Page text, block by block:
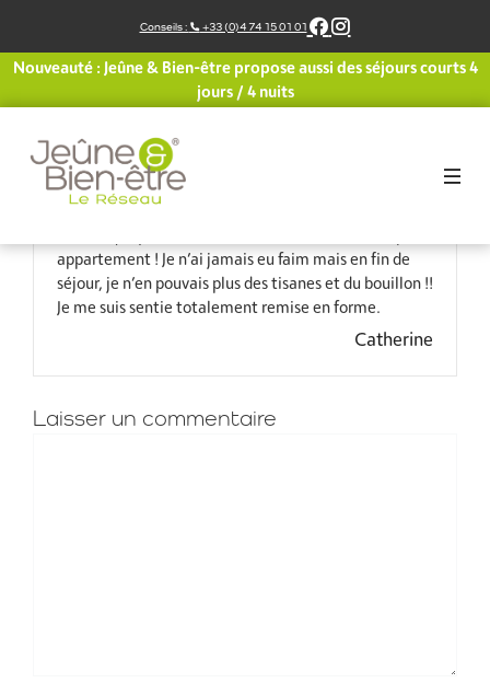
contenu
Conseils : +33 (0)4 74 15 01 01
Nouveauté : Jeûne & Bien-être propose aussi des séjours courts 4
jours / 4 nuits
J’ai participé à mon premier stage de jeûne début
juillet 2021. Le temps n’était pas vraiment de la
partie mais sans trop de pluie. Nous avons donc pu
faire de belles balades (j’étais toujours en queue de
peloton !). Mais tout cela était compensé par
l’accueil adorable de l’équipe qui nous a chouchouté.
appartement ! Je n’ai jamais eu faim mais en fin de
séjour, je n’en pouvais plus des tisanes et du bouillon !!
Je me suis sentie totalement remise en forme.
Catherine
Laisser un commentaire